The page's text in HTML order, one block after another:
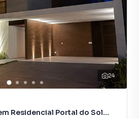
24
Residencial Portal do Sol